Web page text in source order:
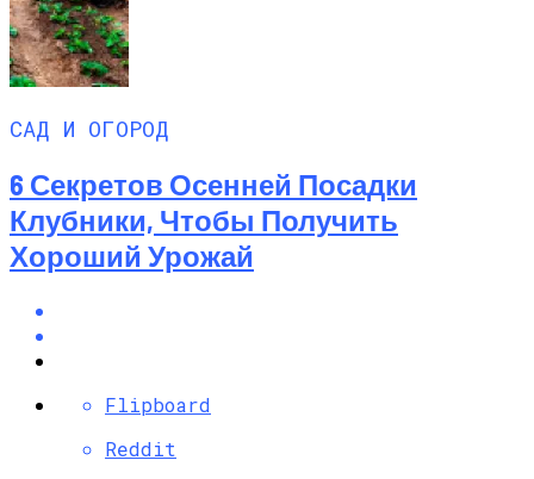
САД И ОГОРОД
6 Секретов Осенней Посадки
Клубники, Чтобы Получить
Хороший Урожай
Flipboard
Reddit